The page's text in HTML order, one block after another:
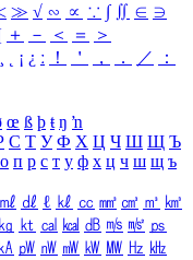
≫ √ ∽ ∝ ∵ ∫ ∬ ∈ ∋
＋ － ＜ ＝
＞
¸ ¡ ¿ ː ！ ＇ ， ． ／
：
œ ß þ ŧ ŋ ŉ
С Т У Ф Х Ц Ч Ш Щ Ъ
о п р с т у ф х ц ч ш щ ъ
㎖ ㎗ ℓ ㎘ ㏄ ㎣ ㎤ ㎥ ㎦
㎏ ㏏ ㎈ ㎉ ㏈ ㎧ ㎨ ㎰
㎄ ㎺ ㎻ ㎽ ㎾ ㎿ ㎐ ㎑